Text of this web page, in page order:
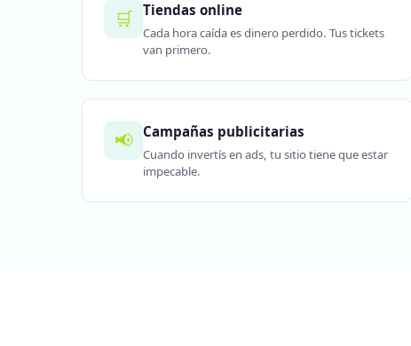
🛒 Tiendas online
Cada hora caída es dinero perdido. Tus tickets
van primero.
📢 Campañas publicitarias
Cuando invertís en ads, tu sitio tiene que estar
impecable.